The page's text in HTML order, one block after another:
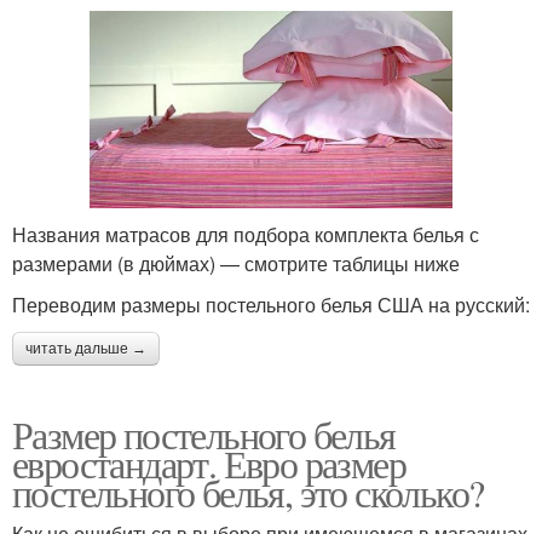
Названия матрасов для подбора комплекта белья с
размерами (в дюймах) — смотрите таблицы ниже
Переводим размеры постельного белья США на русский:
читать дальше →
Размер постельного белья
евростандарт. Евро размер
постельного белья, это сколько?